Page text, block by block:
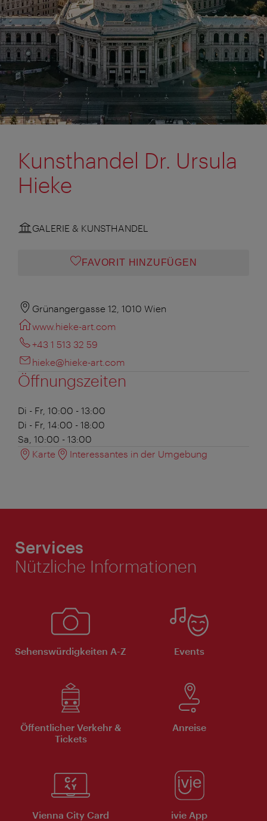
Kunsthandel Dr. Ursula
Hieke
GALERIE & KUNSTHANDEL
FAVORIT HINZUFÜGEN
Grünangergasse 12, 1010 Wien
www.hieke-art.com
+43 1 513 32 59
hieke@hieke-art.com
Öffnungszeiten
Di - Fr, 10:00 - 13:00
Di - Fr, 14:00 - 18:00
Sa, 10:00 - 13:00
Karte
Interessantes in der Umgebung
Services
Nützliche Informationen
Sehenswürdigkeiten A-Z Events
Öffentlicher Verkehr &
Tickets
Anreise
Vienna City Card ivie App